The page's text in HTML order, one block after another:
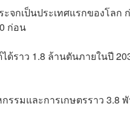
จกเป็นประเทศแรกของโลก
ก่อน
ด้ราว 1.8 ล้านตันภายในปี
รรมและการเกษตรราว 3.8